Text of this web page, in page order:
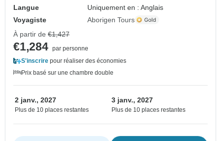
Langue
Uniquement en : Anglais
Voyagiste
Aborigen Tours
À partir de €1,427
€1,284 par personne
S'inscrire pour réaliser des économies
Prix basé sur une chambre double
2 janv., 2027
Plus de 10 places restantes
3 janv., 2027
Plus de 10 places restantes